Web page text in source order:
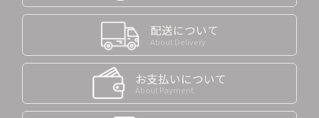
配送について
About Delivery
お支払いについて
About Payment